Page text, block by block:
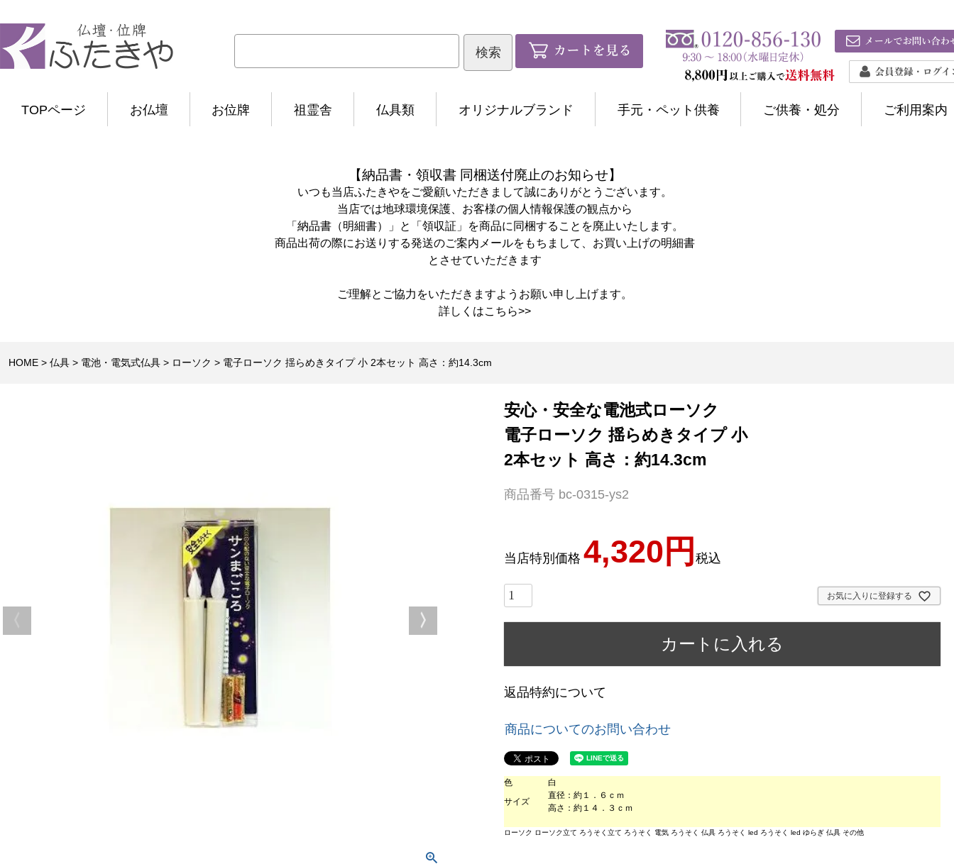
TOPページ お仏壇 お位牌 祖霊舎 仏具類 オリジナルブランド 手元・ペット供養 ご供養・処分 ご利用案内
【納品書・領収書 同梱送付廃止のお知らせ】
いつも当店ふたきやをご愛顧いただきまして誠にありがとうございます。
当店では地球環境保護、お客様の個人情報保護の観点から
「納品書（明細書）」と「領収証」を商品に同梱することを廃止いたします。
商品出荷の際にお送りする発送のご案内メールをもちまして、お買い上げの明細書
とさせていただきます
ご理解とご協力をいただきますようお願い申し上げます。
詳しくはこちら>>
HOME 仏具 電池・電気式仏具 ローソク 電子ローソク 揺らめきタイプ 小 2本セット 高さ：約14.3cm
安心・安全な電池式ローソク
電子ローソク 揺らめきタイプ 小
2本セット 高さ：約14.3cm
商品番号 bc-0315-ys2
当店特別価格 4,320 税込
お気に入りに登録する
カートに入れる
返品特約について
商品についてのお問い合わせ
色
白
サイズ
直径：約１．６ｃｍ
高さ：約１４．３ｃｍ
ローソク ローソク立て ろうそく立て ろうそく 電気 ろうそく 仏具 ろうそく led ろうそく led ゆらぎ 仏具 その他